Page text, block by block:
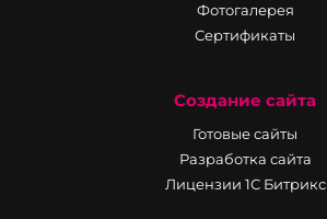
Фотогалерея
Сертификаты
Создание сайта
Готовые сайты
Разработка сайта
Лицензии 1С Битрикс